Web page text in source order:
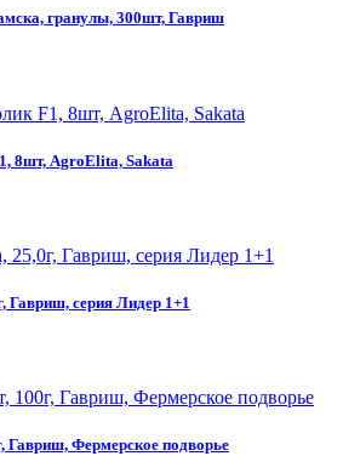
гранулы, 300шт, Гавриш
8шт, AgroElita, Sakata
Гавриш, серия Лидер 1+1
Гавриш, Фермерское подворье